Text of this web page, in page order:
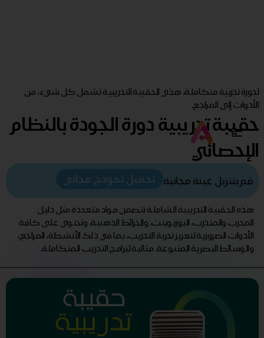
لدورة تدربية متكاملة، هذي الحقيبة التدريبية تشمل كل شيء، من
الأدوات إلى المراجع.
حقيبة تدريبية دورة الجودة بالنظام
الإحصائي
قم بتنزيل عينة مجانية تحميل نموذج مجاني
هذه الحقيبة التدريبية الشاملة تتضمن مواد متعددة مثل دليل
المدرب والمتدرب، البوربوينت، والخرائط الذهنية، وتحتوي على كافة
الأدوات الضرورية لتعزيز تجربة التدريب، بما في ذلك الأنشطة، المراجع،
والوسائط البصرية المتنوعة. مثالية لبرامج التدريب المتكاملة.